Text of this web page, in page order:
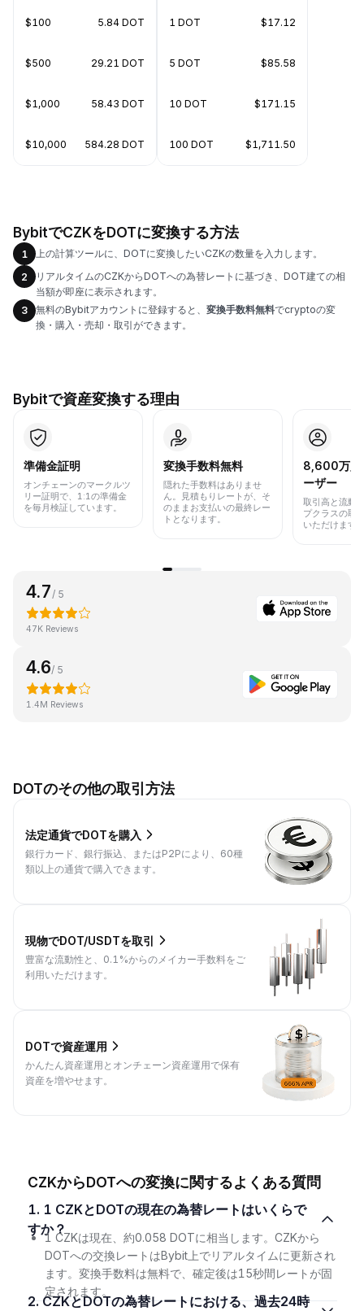
$100 5.84 DOT
$500 29.21 DOT
$1,000 58.43 DOT
$10,000 584.28 DOT
1 DOT $17.12
5 DOT $85.58
10 DOT $171.15
100 DOT $1,711.50
BybitでCZKをDOTに変換する方法
1
上の計算ツールに、DOTに変換したいCZKの数量を入力します。
2
リアルタイムのCZKからDOTへの為替レートに基づき、DOT建ての相
当額が即座に表示されます。
3
無料のBybitアカウントに登録すると、 変換手数料無料でcryptoの変
換・購入・売却・取引ができます。
Bybitで資産変換する理由
準備金証明
オンチェーンのマークルツ
リー証明で、1:1の準備金
を毎月検証しています。
変換手数料無料
隠れた手数料はありませ
ん。見積もりレートが、そ
のままお支払いの最終レー
トとなります。
8,600万人
ーザー
取引高と流動
プクラスの取
いただけます
4.7/ 5
47K Reviews
4.6/ 5
1.4M Reviews
DOTのその他の取引方法
法定通貨でDOTを購入
銀行カード、銀行振込、またはP2Pにより、60種
類以上の通貨で購入できます。
現物でDOT/USDTを取引
豊富な流動性と、0.1%からのメイカー手数料をご
利用いただけます。
DOTで資産運用
かんたん資産運用とオンチェーン資産運用で保有
資産を増やせます。
CZKからDOTへの変換に関するよくある質問
1. 1 CZKとDOTの現在の為替レートはいくらで
すか？
1 CZKは現在、約0.058 DOTに相当します。CZKから
DOTへの交換レートはBybit上でリアルタイムに更新され
ます。変換手数料は無料で、確定後は15秒間レートが固
定されます。
2. CZKとDOTの為替レートにおける、過去24時